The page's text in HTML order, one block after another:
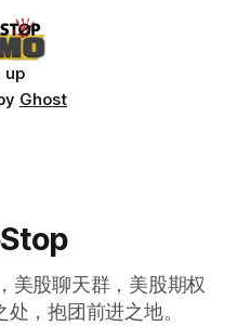
up
Ghost
美股聊天群，美股期权
，抱团前进之地。